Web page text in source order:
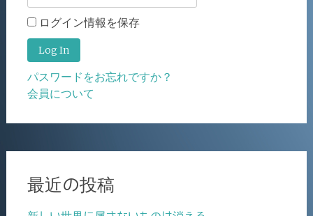
ログイン情報を保存
パスワードをお忘れですか？
会員について
最近の投稿